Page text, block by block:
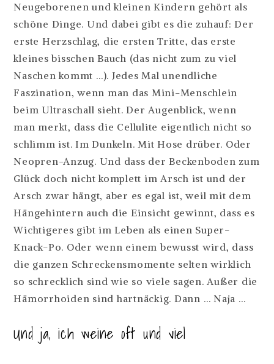
Neugeborenen und kleinen Kindern gehört als
schöne Dinge. Und dabei gibt es die zuhauf: Der
erste Herzschlag, die ersten Tritte, das erste
kleines bisschen Bauch (das nicht zum zu viel
Naschen kommt …). Jedes Mal unendliche
Faszination, wenn man das Mini-Menschlein
beim Ultraschall sieht. Der Augenblick, wenn
man merkt, dass die Cellulite eigentlich nicht so
schlimm ist. Im Dunkeln. Mit Hose drüber. Oder
Neopren-Anzug. Und dass der Beckenboden zum
Glück doch nicht komplett im Arsch ist und der
Arsch zwar hängt, aber es egal ist, weil mit dem
Hängehintern auch die Einsicht gewinnt, dass es
Wichtigeres gibt im Leben als einen Super-
Knack-Po. Oder wenn einem bewusst wird, dass
die ganzen Schreckensmomente selten wirklich
so schrecklich sind wie so viele sagen. Außer die
Hämorrhoiden sind hartnäckig. Dann … Naja …
Und ja, ich weine oft und viel